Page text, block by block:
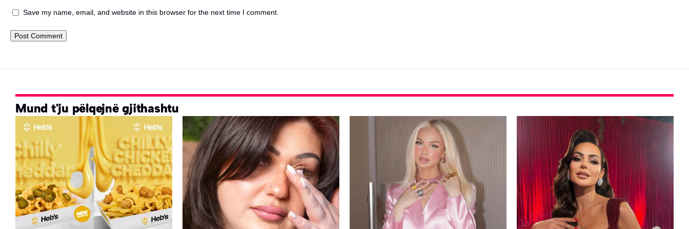
Save my name, email, and website in this browser for the next time I comment.
Mund t'ju pëlqejnë gjithashtu